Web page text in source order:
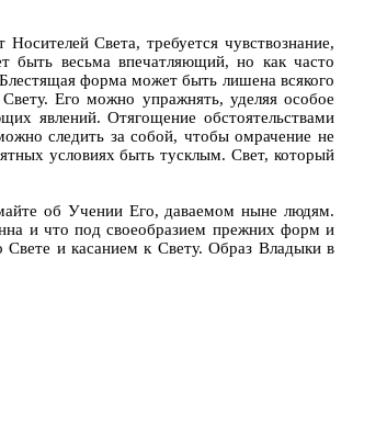
Света, требуется чувствознание,
быть весьма впечатляющий, но как часто
форма может быть лишена всякого
Его можно упражнять, уделяя особое
явлений. Отягощение обстоятельствами
следить за собой, чтобы омрачение не
условиях быть тусклым. Свет, который
об Учении Его, даваемом ныне людям.
и что под своеобразием прежних форм и
и касанием к Свету. Образ Владыки в